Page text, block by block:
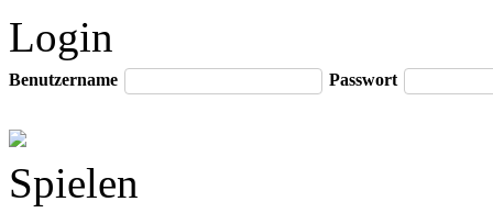
Login
Benutzername Passwort
Spielen